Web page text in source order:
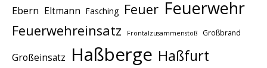
Ebern Eltmann Fasching Feuer Feuerwehr
Feuerwehreinsatz Frontalzusammenstoß Großbrand
Großeinsatz Haßberge Haßfurt